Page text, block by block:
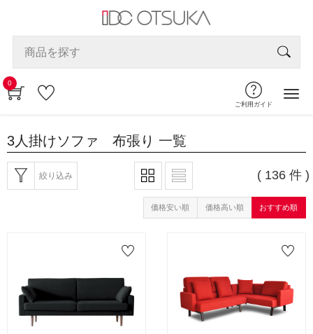
0
ご利用ガイド
3人掛けソファ 布張り 一覧
絞り込み ( 136 件 )
価格安い順 価格高い順 おすすめ順